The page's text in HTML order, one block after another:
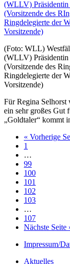
(Foto: WLL)
(WLLV) Präsidentin
(Vorsitzende des
Ringdelegierte der
Vorsitzende)
Für Regina Selhorst
ein sehr großes Gut
„Goldtaler“ kommt
« Vorherige
1
…
99
100
101
102
103
…
107
Nächste Seite
Impressum/
Aktuelles